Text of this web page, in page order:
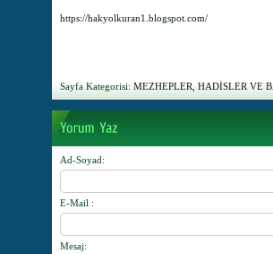
https://hakyolkuran1.blogspot.com/
Sayfa Kategorisi: MEZHEPLER, HADİSLER VE
Ad-Soyad:
E-Mail :
Mesaj: